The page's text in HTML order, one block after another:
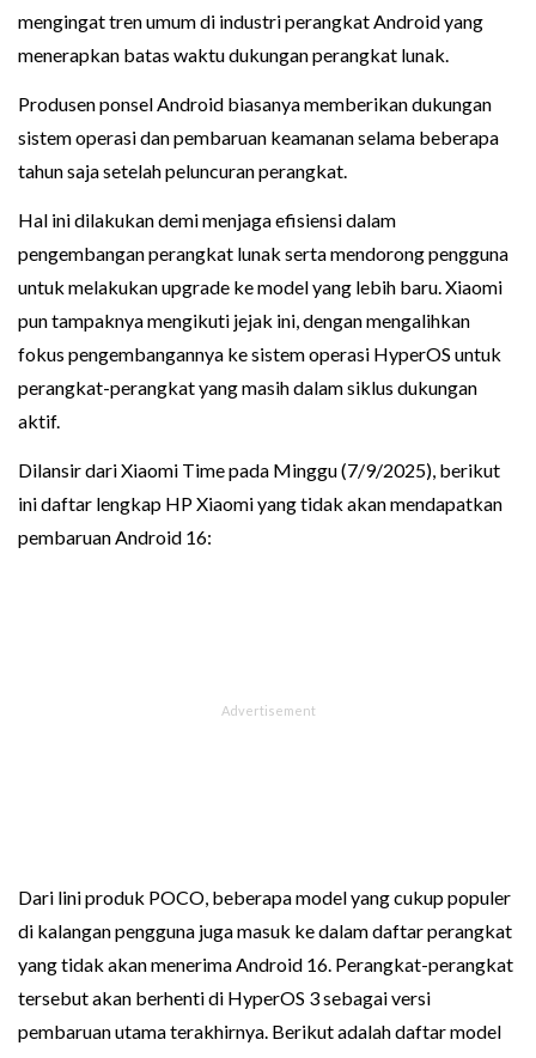
mengingat tren umum di industri perangkat Android yang
menerapkan batas waktu dukungan perangkat lunak.
Produsen ponsel Android biasanya memberikan dukungan
sistem operasi dan pembaruan keamanan selama beberapa
tahun saja setelah peluncuran perangkat.
Hal ini dilakukan demi menjaga efisiensi dalam
pengembangan perangkat lunak serta mendorong pengguna
untuk melakukan upgrade ke model yang lebih baru. Xiaomi
pun tampaknya mengikuti jejak ini, dengan mengalihkan
fokus pengembangannya ke sistem operasi HyperOS untuk
perangkat-perangkat yang masih dalam siklus dukungan
aktif.
Dilansir dari Xiaomi Time pada Minggu (7/9/2025), berikut
ini daftar lengkap HP Xiaomi yang tidak akan mendapatkan
pembaruan Android 16:
Dari lini produk POCO, beberapa model yang cukup populer
di kalangan pengguna juga masuk ke dalam daftar perangkat
yang tidak akan menerima Android 16. Perangkat-perangkat
tersebut akan berhenti di HyperOS 3 sebagai versi
pembaruan utama terakhirnya. Berikut adalah daftar model